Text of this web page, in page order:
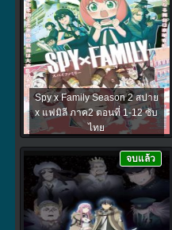
Spy x Family Season 2 สปาย
x แฟมิลี ภาค2 ตอนที่ 1-12 ซับ
ไทย
จบแล้ว